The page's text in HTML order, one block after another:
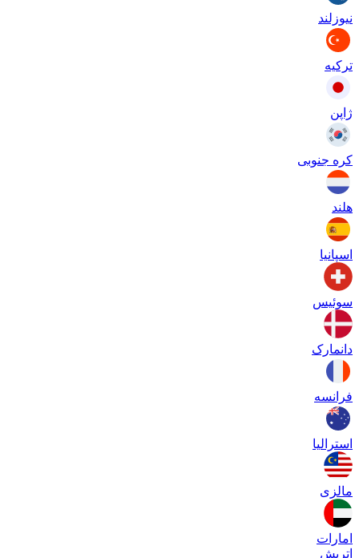
نیوزلند
ترکیه
ژاپن
کره جنوبی
هلند
اسپانیا
سوئیس
دانمارک
فرانسه
استرالیا
مالزی
امارات
اتریش